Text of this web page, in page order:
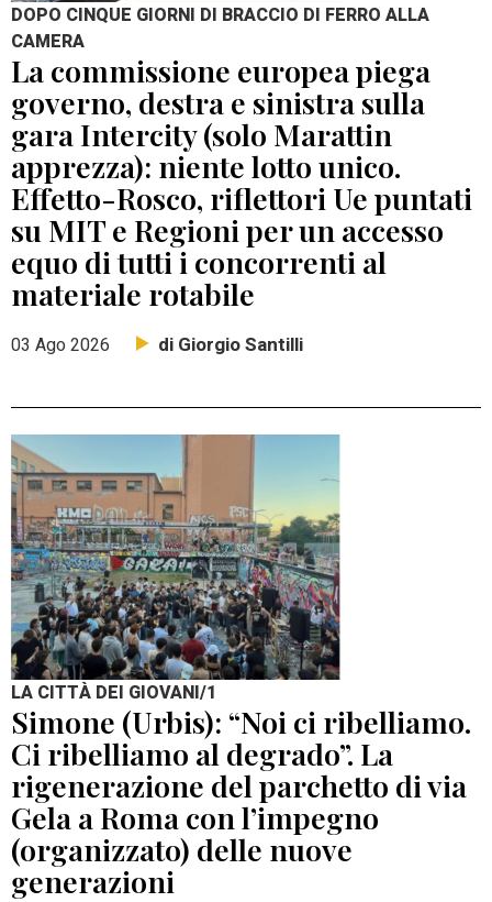
DOPO CINQUE GIORNI DI BRACCIO DI FERRO ALLA
CAMERA
La commissione europea piega
governo, destra e sinistra sulla
gara Intercity (solo Marattin
apprezza): niente lotto unico.
Effetto-Rosco, riflettori Ue puntati
su MIT e Regioni per un accesso
equo di tutti i concorrenti al
materiale rotabile
03 Ago 2026 di Giorgio Santilli
LA CITTÀ DEI GIOVANI/1
Simone (Urbis): “Noi ci ribelliamo.
Ci ribelliamo al degrado”. La
rigenerazione del parchetto di via
Gela a Roma con l’impegno
(organizzato) delle nuove
generazioni